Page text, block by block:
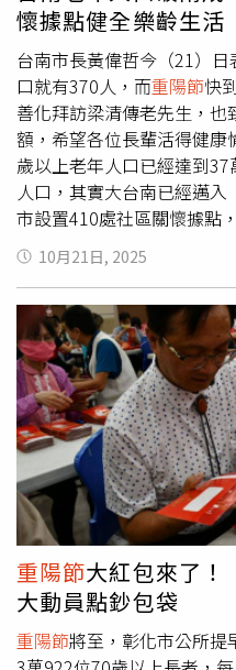
園。（圖／劉耿豪攝）侯
牌，並代表新北市政府致贈
場也有榮民看到侯友宜開
氛十分歡樂溫馨。侯友宜
多名長輩、平均年齡83歲
人，他們為我們國家浴血
家能過一個健康、樂活、安
次送上祝福之意。
懷據點健全樂齡生活
台南市長黃偉哲今（21）
口就有370人，而重陽節快
善化拜訪梁清傳老先生，
額，希望各位長輩活得健
歲以上老年人口已經達到
人口，其實大台南已經邁
市設置410處社區關懷據點
提供預防性關懷照顧服務
費裝置假牙及修護、預防
範圍。（圖／方萬民攝）
態性舉辦了不少健康促進
補助、免費裝置假牙及修
在宅緊急救援服務、補助
等各項措施，就是希望預
動長照服務，期盼能讓長
例，當日拜訪的梁清傳老
始種植水稻，直到逼近90
植有機芝麻，不只對土地有
神。然而隨著年歲漸長身
生申請居家服務，讓家人忙
人照顧與陪伴。高齡社會已
／趙世勳攝）黃偉哲強調，
政府致力營造「老有所養
10月21日, 2025
重陽節大紅包來了
大動員點鈔包袋
重陽節將至，彰化市公所提